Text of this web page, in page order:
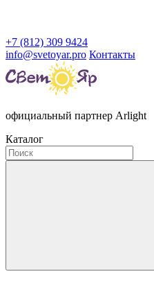
+7 (812) 309 9424
info@svetoyar.pro Контакты
официальный партнер Arlight
Каталог